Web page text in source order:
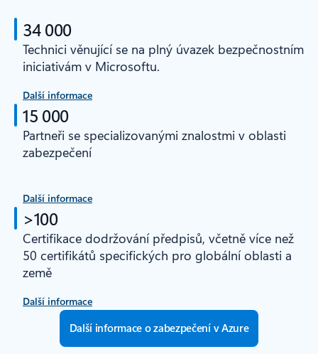
34 000
Technici věnující se na plný úvazek bezpečnostním
iniciativám v Microsoftu.
Další informace
15 000
Partneři se specializovanými znalostmi v oblasti
zabezpečení
Další informace
>100
Certifikace dodržování předpisů, včetně více než
50 certifikátů specifických pro globální oblasti a
země
Další informace
Další informace o zabezpečení v Azure